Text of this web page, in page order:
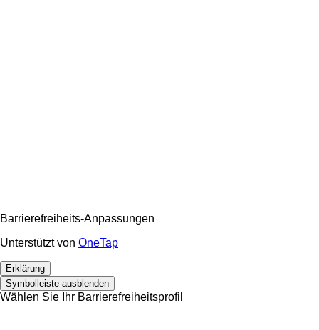
Barrierefreiheits-Anpassungen
Unterstützt von OneTap
Erklärung
Symbolleiste ausblenden
Wählen Sie Ihr Barrierefreiheitsprofil